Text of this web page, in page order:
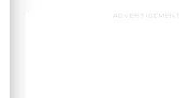
ADVERTISEMENT